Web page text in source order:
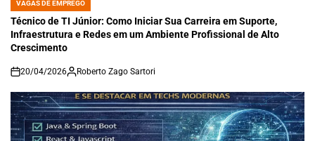
POSTED
IN
VAGAS DE EMPREGO
Técnico de TI Júnior: Como Iniciar Sua Carreira em Suporte,
Infraestrutura e Redes em um Ambiente Profissional de Alto
Crescimento
on
20/04/2026 Roberto Zago Sartori